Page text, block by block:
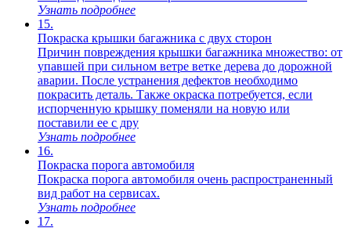
Узнать подробнее
15.
Покраска крышки багажника с двух сторон
Причин повреждения крышки багажника множество: от
упавшей при сильном ветре ветке дерева до дорожной
аварии. После устранения дефектов необходимо
покрасить деталь. Также окраска потребуется, если
испорченную крышку поменяли на новую или
поставили ее с дру
Узнать подробнее
16.
Покраска порога автомобиля
Покраска порога автомобиля очень распространенный
вид работ на сервисах.
Узнать подробнее
17.